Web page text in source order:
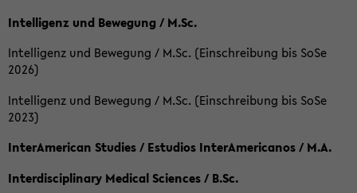
Intelligenz und Bewegung / M.Sc.
Intelligenz und Bewegung / M.Sc. (Einschreibung bis SoSe
2026)
Intelligenz und Bewegung / M.Sc. (Einschreibung bis SoSe
2023)
InterAmerican Studies / Estudios InterAmericanos / M.A.
Interdisciplinary Medical Sciences / B.Sc.